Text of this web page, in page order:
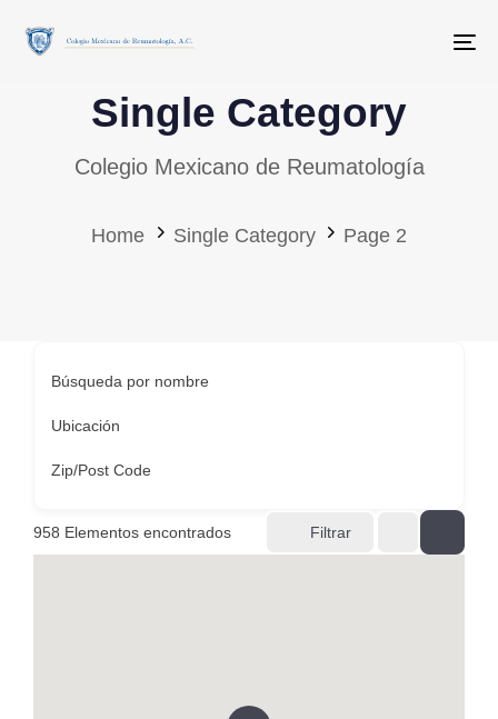
links
Single Category
Colegio Mexicano de Reumatología
Home Single Category Page 2
Búsqueda por nombre
Ubicación
Zip/Post Code
958 Elementos encontrados Filtrar